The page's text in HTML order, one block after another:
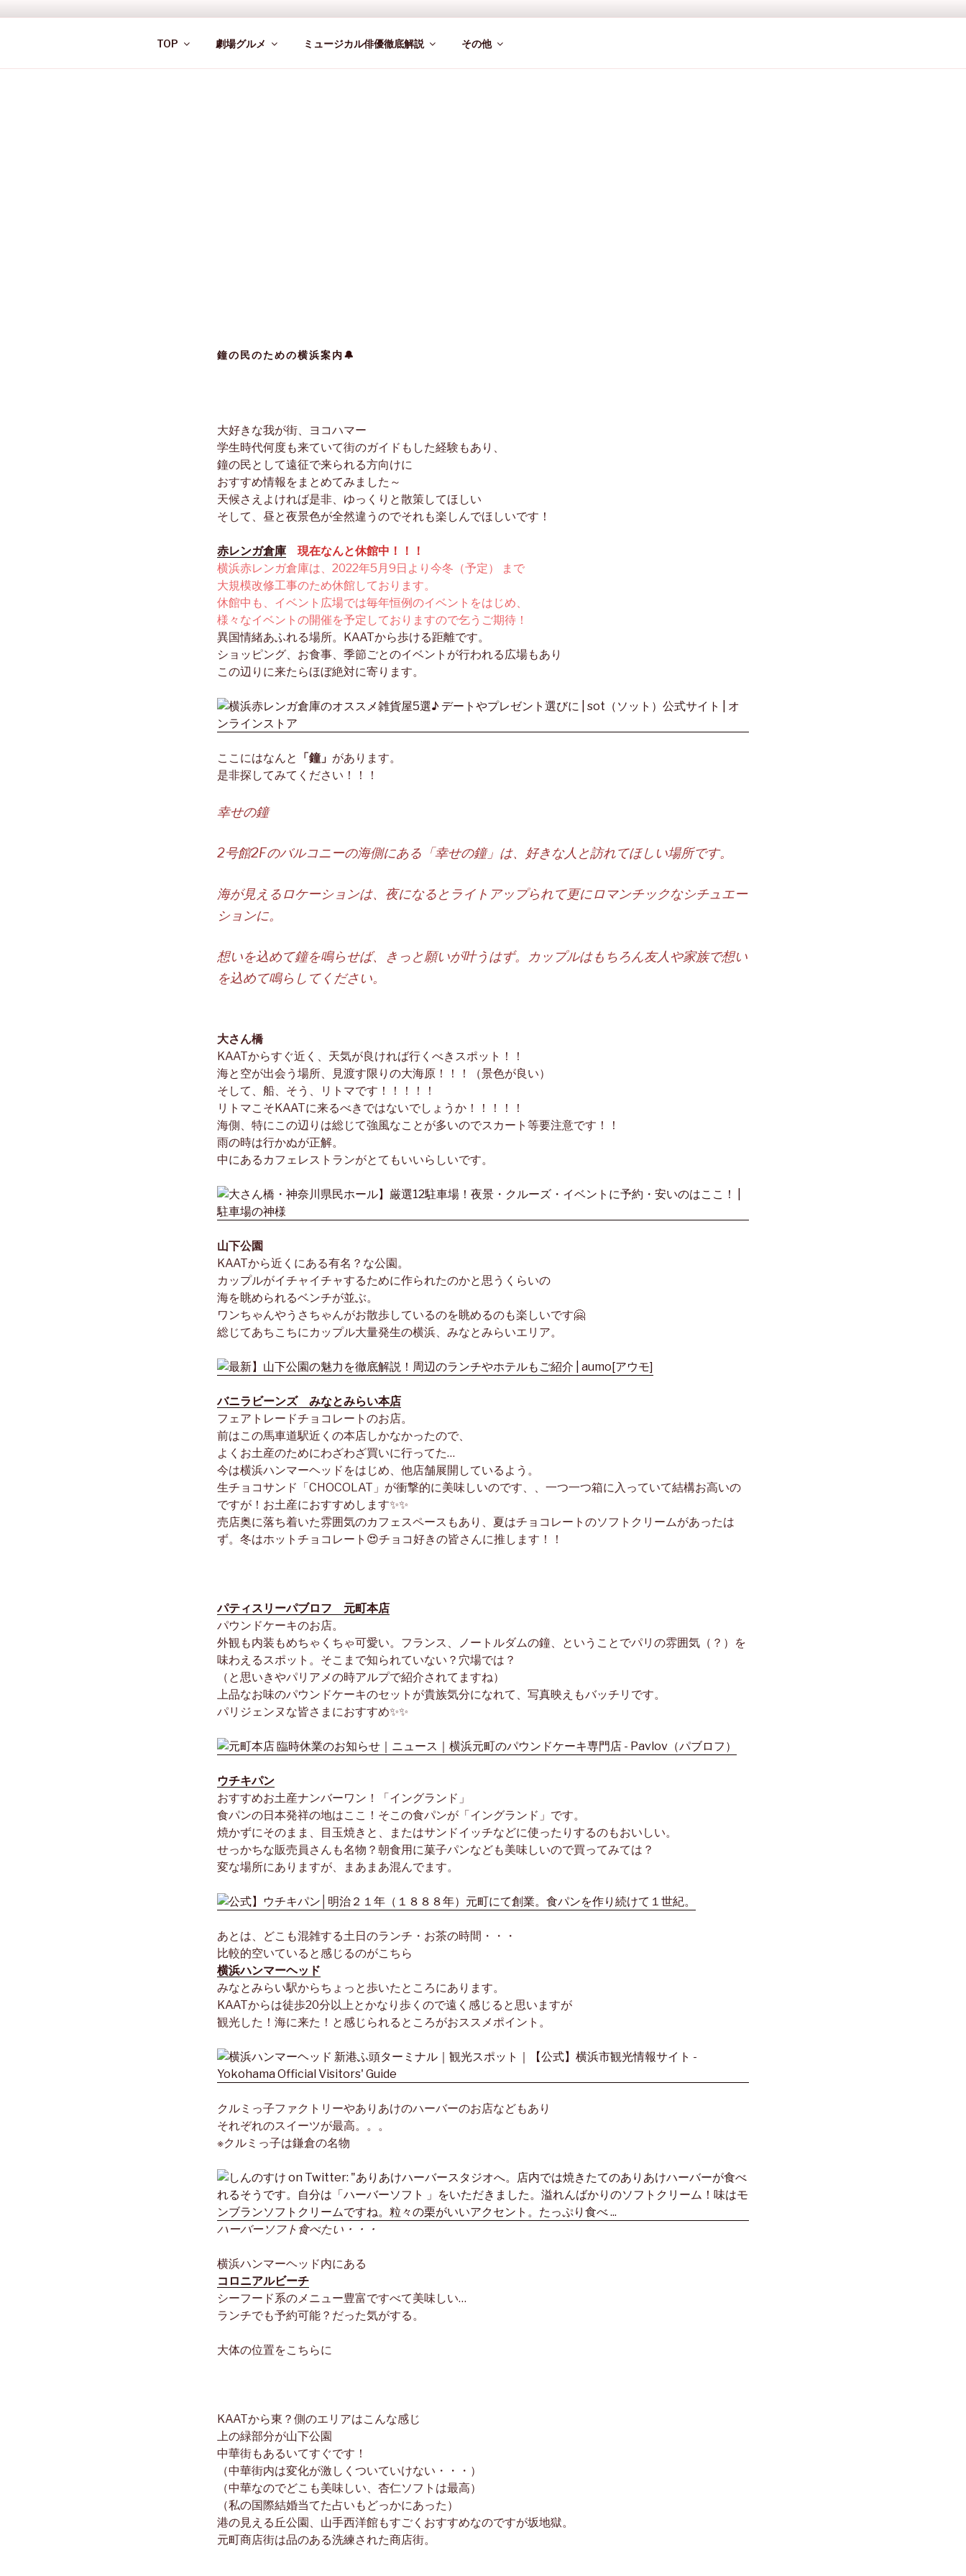
JDM 4 ALL
Japanese cars, places & more
TOP 劇場グルメ ミュージカル俳優徹底解説 その他
鐘の民のための横浜案内🔔
大好きな我が街、ヨコハマー
学生時代何度も来ていて街のガイドもした経験もあり、
鐘の民として遠征で来られる方向けに
おすすめ情報をまとめてみました～
天候さえよければ是非、ゆっくりと散策してほしい
そして、昼と夜景色が全然違うのでそれも楽しんでほしいです！
赤レンガ倉庫
現在なんと休館中！！！
横浜赤レンガ倉庫は、2022年5月9日より今冬（予定） まで
大規模改修工事のため休館しております。
休館中も、イベント広場では毎年恒例のイベントをはじめ、
様々なイベントの開催を予定しておりますので乞うご期待！
異国情緒あふれる場所。KAATから歩ける距離です。
ショッピング、お食事、季節ごとのイベントが行われる広場もあり
この辺りに来たらほぼ絶対に寄ります。
ここにはなんと 「鐘」 があります。
是非探してみてください！！！
幸せの鐘
2号館2Fのバルコニーの海側にある「幸せの鐘」は、好きな人と訪れてほしい場所です。
海が見えるロケーションは、夜になるとライトアップられて更にロマンチックなシチュエー
ションに。
想いを込めて鐘を鳴らせば、きっと願いが叶うはず。カップルはもちろん友人や家族で想い
を込めて鳴らしてください。
大さん橋
KAATからすぐ近く、天気が良ければ行くべきスポット！！
海と空が出会う場所、見渡す限りの大海原！！！（景色が良い）
そして、船、そう、リトマです！！！！！
リトマこそKAATに来るべきではないでしょうか！！！！！
海側、特にこの辺りは総じて強風なことが多いのでスカート等要注意です！！
雨の時は行かぬが正解。
中にあるカフェレストランがとてもいいらしいです。
山下公園
KAATから近くにある有名？な公園。
カップルがイチャイチャするために作られたのかと思うくらいの
海を眺められるベンチが並ぶ。
ワンちゃんやうさちゃんがお散歩しているのを眺めるのも楽しいです🤗
総じてあちこちにカップル大量発生の横浜、みなとみらいエリア。
バニラビーンズ みなとみらい本店
フェアトレードチョコレートのお店。
前はこの馬車道駅近くの本店しかなかったので、
よくお土産のためにわざわざ買いに行ってた…
今は横浜ハンマーヘッドをはじめ、他店舗展開しているよう。
生チョコサンド「CHOCOLAT」が衝撃的に美味しいのです、、一つ一つ箱に入っていて結構お高いの
ですが！お土産におすすめします✨✨
売店奥に落ち着いた雰囲気のカフェスペースもあり、夏はチョコレートのソフトクリームがあったは
ず。冬はホットチョコレート😍チョコ好きの皆さんに推します！！
パティスリーパブロフ 元町本店
パウンドケーキのお店。
外観も内装もめちゃくちゃ可愛い。フランス、ノートルダムの鐘、ということでパリの雰囲気（？）を
味わえるスポット。そこまで知られていない？穴場では？
（と思いきやパリアメの時アルプで紹介されてますね）
上品なお味のパウンドケーキのセットが貴族気分になれて、写真映えもバッチリです。
パリジェンヌな皆さまにおすすめ✨✨
ウチキパン
おすすめお土産ナンバーワン！「イングランド」
食パンの日本発祥の地はここ！そこの食パンが「イングランド」です。
焼かずにそのまま、目玉焼きと、またはサンドイッチなどに使ったりするのもおいしい。
せっかちな販売員さんも名物？朝食用に菓子パンなども美味しいので買ってみては？
変な場所にありますが、まあまあ混んでます。
あとは、どこも混雑する土日のランチ・お茶の時間・・・
比較的空いていると感じるのがこちら
横浜ハンマーヘッド
みなとみらい駅からちょっと歩いたところにあります。
KAATからは徒歩20分以上とかなり歩くので遠く感じると思いますが
観光した！海に来た！と感じられるところがおススメポイント。
クルミっ子ファクトリーやありあけのハーバーのお店などもあり
それぞれのスイーツが最高。。。
※クルミっ子は鎌倉の名物
ハーバーソフト食べたい・・・
横浜ハンマーヘッド内にある
コロニアルビーチ
シーフード系のメニュー豊富ですべて美味しい…
ランチでも予約可能？だった気がする。
大体の位置をこちらに
KAATから東？側のエリアはこんな感じ
上の緑部分が山下公園
中華街もあるいてすぐです！
（中華街内は変化が激しくついていけない・・・）
（中華なのでどこも美味しい、杏仁ソフトは最高）
（私の国際結婚当てた占いもどっかにあった）
港の見える丘公園、山手西洋館もすごくおすすめなのですが坂地獄。
元町商店街は品のある洗練された商店街。